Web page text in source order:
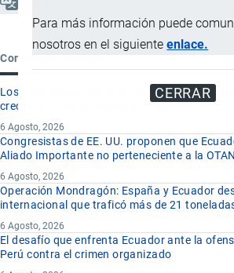
Para más información puede
nosotros en el siguienteenlace.
CERRAR
Contenido reciente
Los 8 proyectos mineros más importantes
crecimiento de la minería en Ecuador
6 Agosto, 2026
Congresistas de EE. UU. proponen que
Aliado Importante no perteneciente a la OTAN
6 Agosto, 2026
Operación Mondragón: España y Ecuador
internacional que traficó más de 21
6 Agosto, 2026
El desafío que enfrenta Ecuador ante la
Perú contra el crimen organizado